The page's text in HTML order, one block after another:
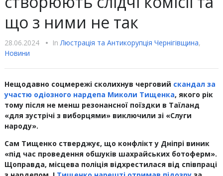
що з ними не так
28.06.2024 • InЛюстрацiя та Антикорупцiя Чернігівщина,
Новини
Нещодавно соцмережі сколихнув черговий скандал за
участю одіозного нардепа Миколи Тищенка, якого рік
тому після не менш резонансної поїздки в Таїланд
«для зустрічі з виборцями» виключили зі «Слуги
народу».
Сам Тищенко стверджує, що конфлікт у Дніпрі виник
«під час проведення обшуків шахрайських ботоферм».
Щоправда, місцева поліція відхрестилася від співпраці